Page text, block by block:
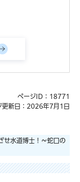
ページID：18771
更新日：2026年7月1日
せ水道博士！～蛇口の